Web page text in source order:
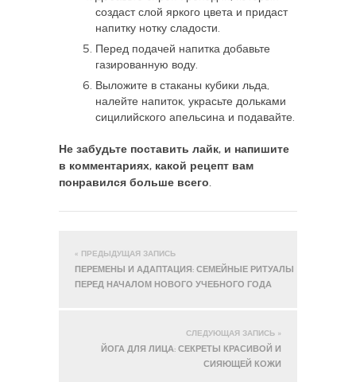
создаст слой яркого цвета и придаст
напитку нотку сладости.
Перед подачей напитка добавьте
газированную воду.
Выложите в стаканы кубики льда,
налейте напиток, украсьте дольками
сицилийского апельсина и подавайте.
Не забудьте поставить лайк, и напишите
в комментариях, какой рецепт вам
понравился больше всего.
« ПРЕДЫДУЩАЯ ЗАПИСЬ
ПЕРЕМЕНЫ И АДАПТАЦИЯ: СЕМЕЙНЫЕ РИТУАЛЫ
ПЕРЕД НАЧАЛОМ НОВОГО УЧЕБНОГО ГОДА
СЛЕДУЮЩАЯ ЗАПИСЬ »
ЙОГА ДЛЯ ЛИЦА: СЕКРЕТЫ КРАСИВОЙ И
СИЯЮЩЕЙ КОЖИ